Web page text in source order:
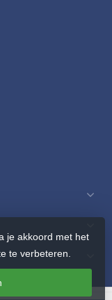
je akkoord met het
te verbeteren.